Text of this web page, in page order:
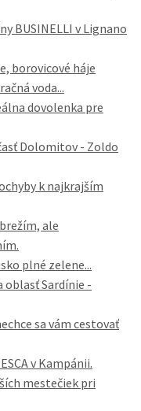
BUSINELLI v Lignano
borovicové háje
voda...
dovolenka pre
Dolomitov - Zoldo
k najkrajším
ale
plné zelene...
oblasť Sardínie -
sa vám cestovať
v Kampánii.
mestečiek pri